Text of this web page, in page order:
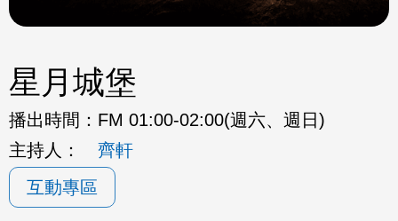
星月城堡
播出時間： FM 01:00-02:00(週六、週日)
主持人：
齊軒
互動專區